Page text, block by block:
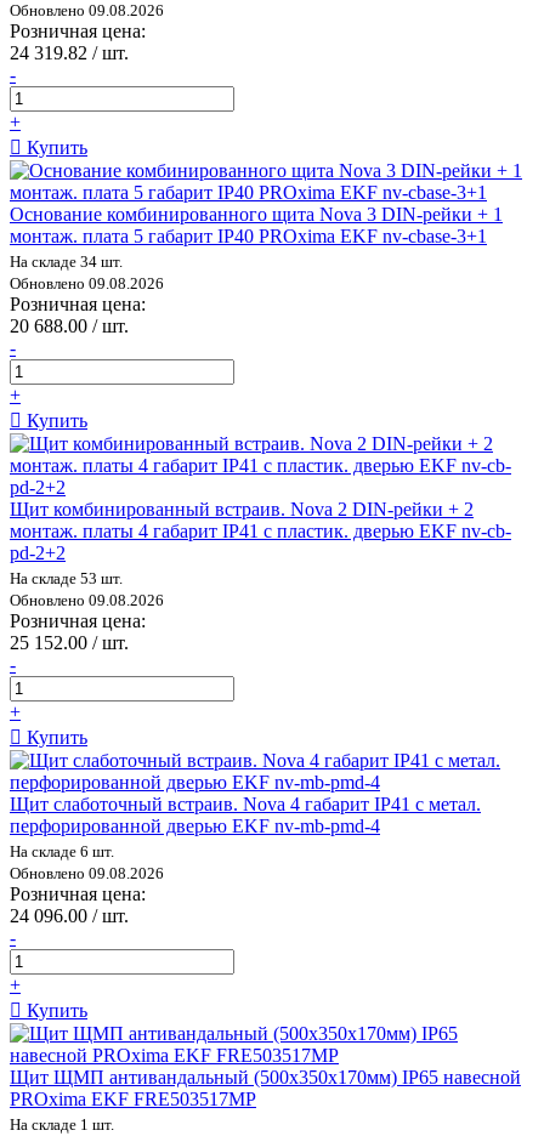
Обновлено 09.08.2026
Розничная цена:
24 319.82 / шт.
-
+
Купить
Основание комбинированного щита Nova 3 DIN-рейки + 1
монтаж. плата 5 габарит IP40 PROxima EKF nv-cbase-3+1
На складе 34 шт.
Обновлено 09.08.2026
Розничная цена:
20 688.00 / шт.
-
+
Купить
Щит комбинированный встраив. Nova 2 DIN-рейки + 2
монтаж. платы 4 габарит IP41 с пластик. дверью EKF nv-cb-
pd-2+2
На складе 53 шт.
Обновлено 09.08.2026
Розничная цена:
25 152.00 / шт.
-
+
Купить
Щит слаботочный встраив. Nova 4 габарит IP41 с метал.
перфорированной дверью EKF nv-mb-pmd-4
На складе 6 шт.
Обновлено 09.08.2026
Розничная цена:
24 096.00 / шт.
-
+
Купить
Щит ЩМП антивандальный (500х350х170мм) IP65 навесной
PROxima EKF FRE503517MP
На складе 1 шт.